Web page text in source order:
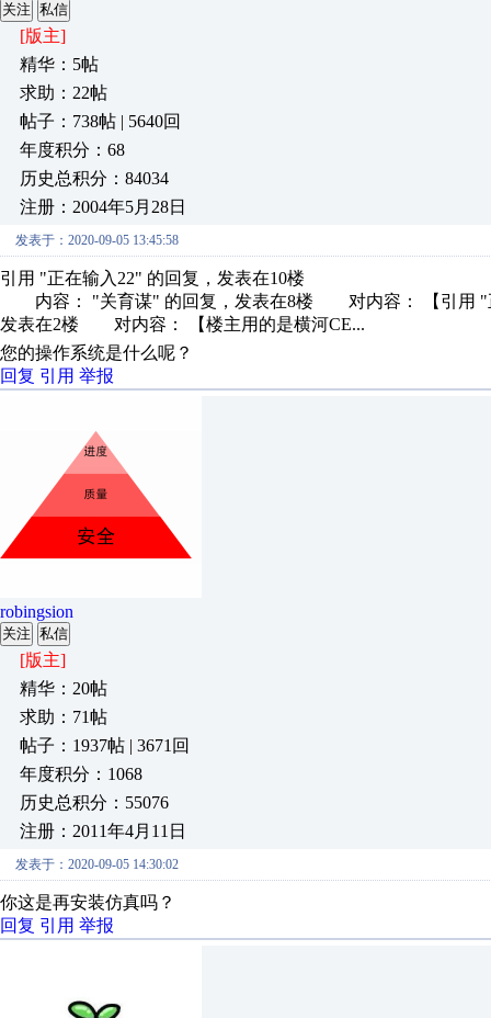
关注 私信
[版主]
精华：5帖
求助：22帖
帖子：738帖 | 5640回
年度积分：68
历史总积分：84034
注册：2004年5月28日
发表于：2020-09-05 13:45:58
引用 "正在输入22" 的回复，发表在10楼
内容： "关育谋" 的回复，发表在8楼 对内容： 【引用 "
发表在2楼 对内容： 【楼主用的是横河CE...
您的操作系统是什么呢？
回复 引用 举报
robingsion
关注 私信
[版主]
精华：20帖
求助：71帖
帖子：1937帖 | 3671回
年度积分：1068
历史总积分：55076
注册：2011年4月11日
发表于：2020-09-05 14:30:02
你这是再安装仿真吗？
回复 引用 举报